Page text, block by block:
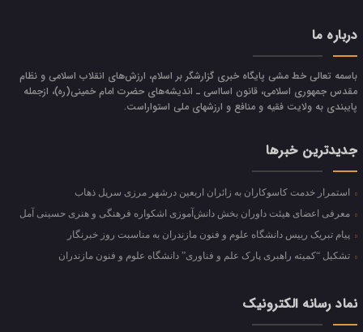
درباره ما
باسمه تعالی خط مشی پایگاه خبری گزارشگر بر اسلام، ارزش‌هاي انقلاب اسلامي و نظام
مقدس جمهوري اسلامي، قانون اسااسی ـ انديشه‌هاي حضرت امام خميني(ره)، ازجمله
پایبندی به ولايت فقيه و منافع و ارزشهاي ملي استواراست.
جدیدترین خبرها
استمرار خدمت کاسوکاران به زائران اربعین درشهر مرزی سرپل ذهاب
معرفی اعضای هیئت داوران بخش دانش‌آموزی اشکواره فرهنگی و هنری حسینی آمل
پیام تبریک رییس دانشگاه علوم و فنون مازندران به مناسبت روز خبرنگار
تشکیل “کمیته راهبری پارک علم و فناوری” دانشگاه علوم و فنون مازندران
نماد رسانه الکترونیک